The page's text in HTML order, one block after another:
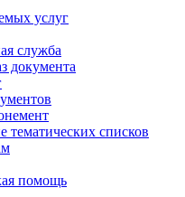
услуг
служба
документа
тематических списков
помощь